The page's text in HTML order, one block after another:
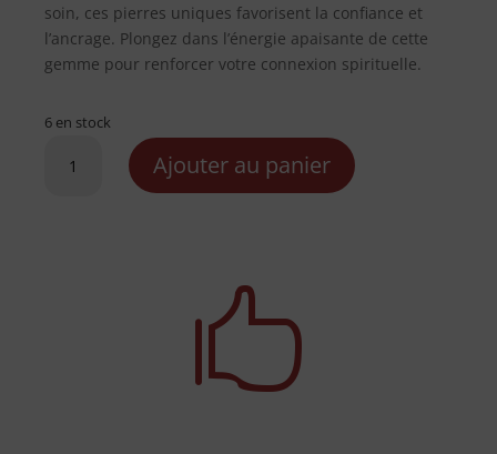
soin, ces pierres uniques favorisent la confiance et
l’ancrage. Plongez dans l’énergie apaisante de cette
gemme pour renforcer votre connexion spirituelle.
6 en stock
Ajouter au panier
